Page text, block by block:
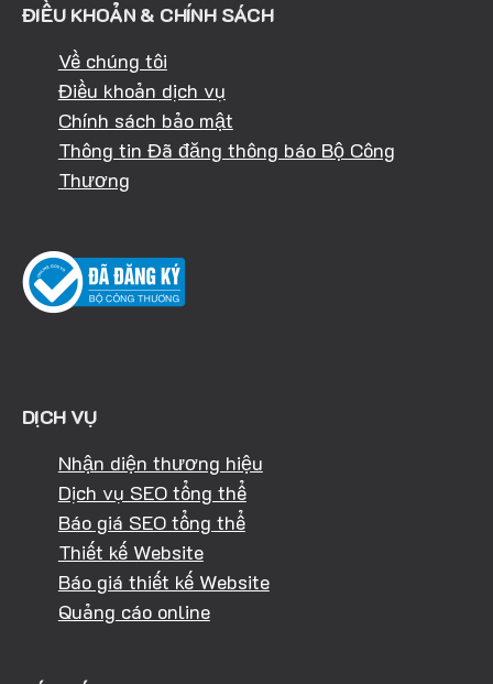
ĐIỀU KHOẢN & CHÍNH SÁCH
Về chúng tôi
Điều khoản dịch vụ
Chính sách bảo mật
Thông tin Đã đăng thông báo Bộ Công
Thương
DỊCH VỤ
Nhận diện thương hiệu
Dịch vụ SEO tổng thể
Báo giá SEO tổng thể
Thiết kế Website
Báo giá thiết kế Website
Quảng cáo online